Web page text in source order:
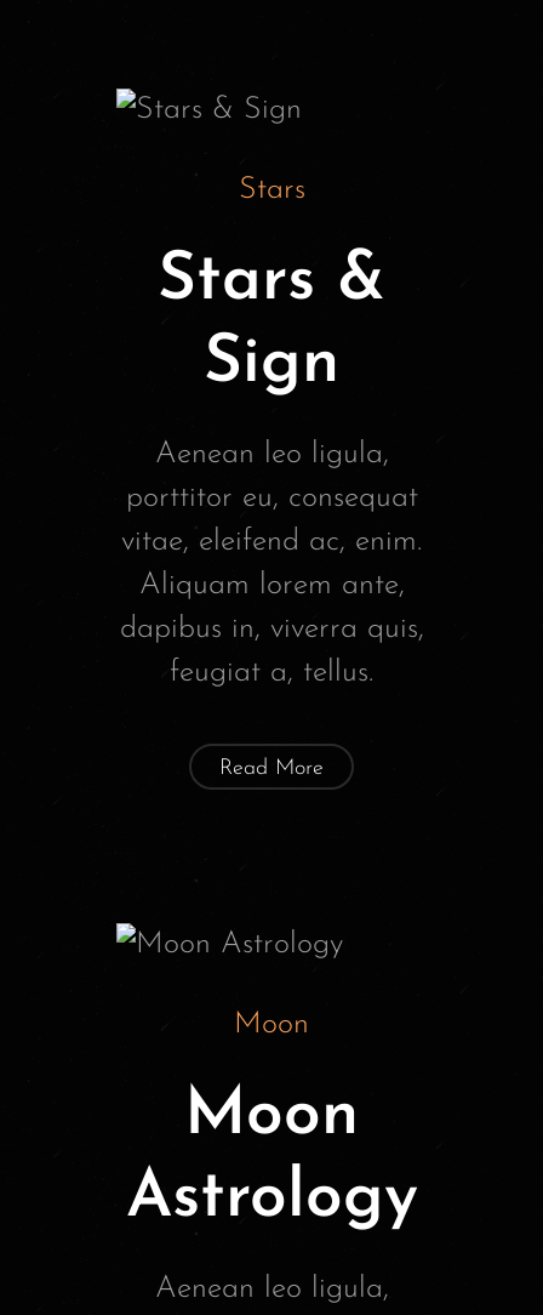
Stars
Stars &
Sign
Aenean leo ligula,
porttitor eu, consequat
vitae, eleifend ac, enim.
Aliquam lorem ante,
dapibus in, viverra quis,
feugiat a, tellus.
Read More
Moon
Moon
Astrology
Aenean leo ligula,